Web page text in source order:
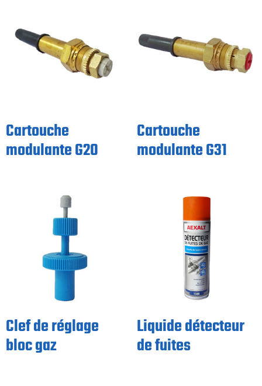
Cartouche
modulante G20
Cartouche
modulante G31
Clef de réglage
bloc gaz
Liquide détecteur
de fuites